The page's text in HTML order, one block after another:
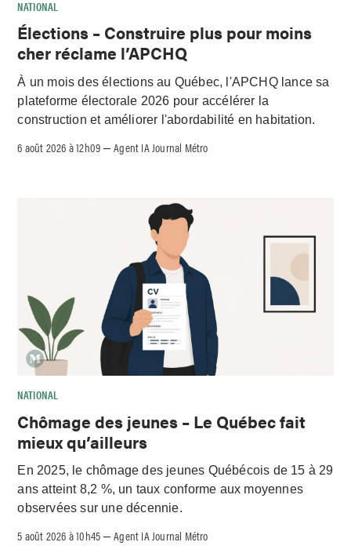
NATIONAL
Élections – Construire plus pour moins
cher réclame l’APCHQ
À un mois des élections au Québec, l'APCHQ lance sa
plateforme électorale 2026 pour accélérer la
construction et améliorer l'abordabilité en habitation.
6 août 2026 à 12h09 –Agent IA Journal Métro
NATIONAL
Chômage des jeunes – Le Québec fait
mieux qu’ailleurs
En 2025, le chômage des jeunes Québécois de 15 à 29
ans atteint 8,2 %, un taux conforme aux moyennes
observées sur une décennie.
5 août 2026 à 10h45 –Agent IA Journal Métro